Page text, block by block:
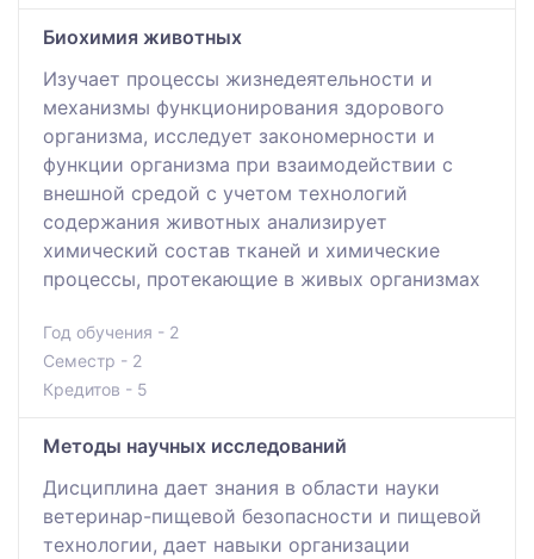
Биохимия животных
Изучает процессы жизнедеятельности и
механизмы функционирования здорового
организма, исследует закономерности и
функции организма при взаимодействии с
внешной средой с учетом технологий
содержания животных анализирует
химический состав тканей и химические
процессы, протекающие в живых организмах
Год обучения - 2
Семестр - 2
Кредитов - 5
Методы научных исследований
Дисциплина дает знания в области науки
ветеринар-пищевой безопасности и пищевой
технологии, дает навыки организации